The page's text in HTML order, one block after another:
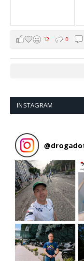
12 0
INSTAGRAM
@